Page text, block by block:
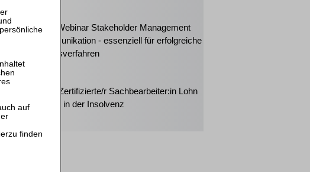
Praktiker-Webinar Stakeholder Management
und Kommunikation - essenziell für erfolgreiche
Sanierungsverfahren
Frankfurt: Zertifizierte/r Sachbearbeiter:in Lohn
und Gehalt in der Insolvenz